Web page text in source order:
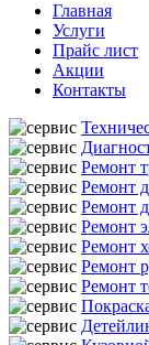
Главная
Услуги
Прайс лист
Акции
Контакты
Ремонт
Ремонт
Ремонт
Ремонт
Ремонт
Ремонт
Ремонт